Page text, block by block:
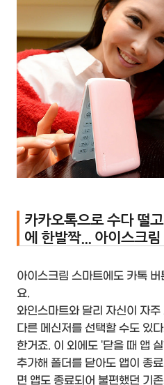
카카오톡으로 수다 떨
에 한발짝... 아이스크림
아이스크림 스마트에도 카톡
요.
와인스마트와 달리 자신이 자
다른 메신저를 선택할 수도 있
한거죠. 이 외에도 '닫을 때 앱
추가해 폴더를 닫아도 앱이 종
면 앱도 종료되어 불편했던 기